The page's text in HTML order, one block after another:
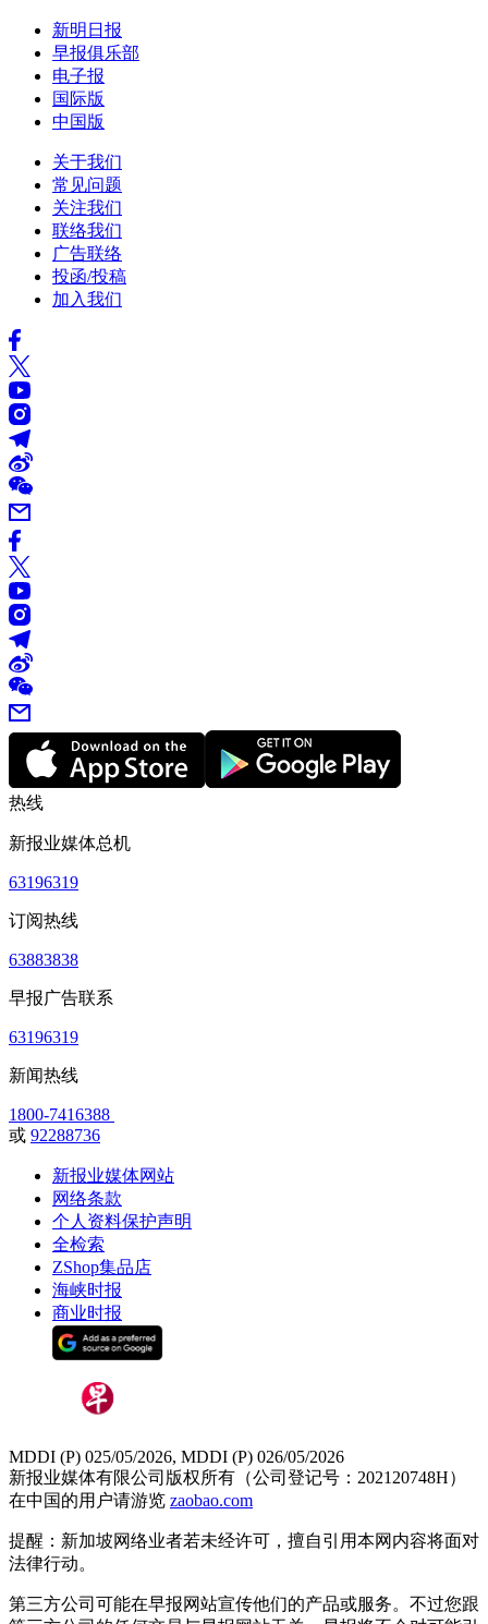
新明日报
早报俱乐部
电子报
国际版
中国版
关于我们
常见问题
关注我们
联络我们
广告联络
投函/投稿
加入我们
热线
新报业媒体总机
63196319
订阅热线
63883838
早报广告联系
63196319
新闻热线
1800-7416388
或 92288736
新报业媒体网站
网络条款
个人资料保护声明
全检索
ZShop集品店
海峡时报
商业时报
MDDI (P) 025/05/2026, MDDI (P) 026/05/2026
新报业媒体有限公司版权所有（公司登记号：202120748H）
在中国的用户请游览 zaobao.com
提醒：新加坡网络业者若未经许可，擅自引用本网内容将面对
法律行动。
第三方公司可能在早报网站宣传他们的产品或服务。不过您跟